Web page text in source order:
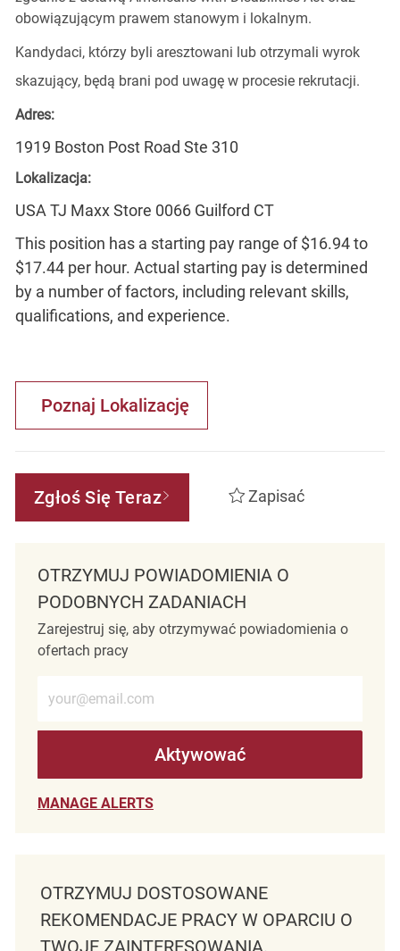
obowiązującym prawem stanowym i lokalnym.
Kandydaci, którzy byli aresztowani lub otrzymali wyrok
skazujący, będą brani pod uwagę w procesie rekrutacji.
Adres:
1919 Boston Post Road Ste 310
Lokalizacja:
USA TJ Maxx Store 0066 Guilford CT
This position has a starting pay range of $16.94 to
$17.44 per hour. Actual starting pay is determined
by a number of factors, including relevant skills,
qualifications, and experience.
Poznaj Lokalizację
Zgłoś Się Teraz Zapisać
OTRZYMUJ POWIADOMIENIA O
PODOBNYCH ZADANIACH
Zarejestruj się, aby otrzymywać powiadomienia o
ofertach pracy
Aktywować
MANAGE ALERTS
OTRZYMUJ DOSTOSOWANE
REKOMENDACJE PRACY W OPARCIU O
TWOJE ZAINTERESOWANIA.